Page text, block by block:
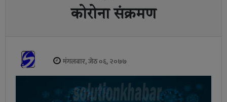
कोरोना संक्रमण
मंगलबार, जेठ ०६, २०७७